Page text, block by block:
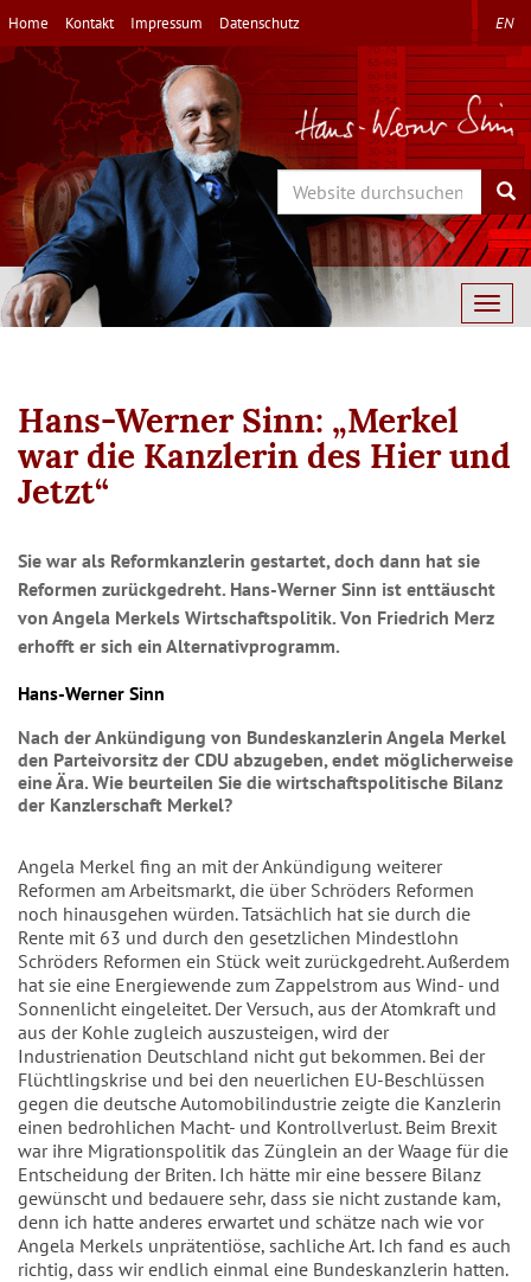
Direkt
zum
Inhalt
Home Kontakt Impressum Datenschutz EN
Search
Hans-Werner Sinn: „Merkel
war die Kanzlerin des Hier und
Jetzt“
Sie war als Reformkanzlerin gestartet, doch dann hat sie
Reformen zurückgedreht. Hans-Werner Sinn ist enttäuscht
von Angela Merkels Wirtschaftspolitik. Von Friedrich Merz
erhofft er sich ein Alternativprogramm.
Hans-Werner Sinn
Nach der Ankündigung von Bundeskanzlerin Angela Merkel
den Parteivorsitz der CDU abzugeben, endet möglicherweise
eine Ära. Wie beurteilen Sie die wirtschaftspolitische Bilanz
der Kanzlerschaft Merkel?
Angela Merkel fing an mit der Ankündigung weiterer
Reformen am Arbeitsmarkt, die über Schröders Reformen
noch hinausgehen würden. Tatsächlich hat sie durch die
Rente mit 63 und durch den gesetzlichen Mindestlohn
Schröders Reformen ein Stück weit zurückgedreht. Außerdem
hat sie eine Energiewende zum Zappelstrom aus Wind- und
Sonnenlicht eingeleitet. Der Versuch, aus der Atomkraft und
aus der Kohle zugleich auszusteigen, wird der
Industrienation Deutschland nicht gut bekommen. Bei der
Flüchtlingskrise und bei den neuerlichen EU-Beschlüssen
gegen die deutsche Automobilindustrie zeigte die Kanzlerin
einen bedrohlichen Macht- und Kontrollverlust. Beim Brexit
war ihre Migrationspolitik das Zünglein an der Waage für die
Entscheidung der Briten. Ich hätte mir eine bessere Bilanz
gewünscht und bedauere sehr, dass sie nicht zustande kam,
denn ich hatte anderes erwartet und schätze nach wie vor
Angela Merkels unprätentiöse, sachliche Art. Ich fand es auch
richtig, dass wir endlich einmal eine Bundeskanzlerin hatten.